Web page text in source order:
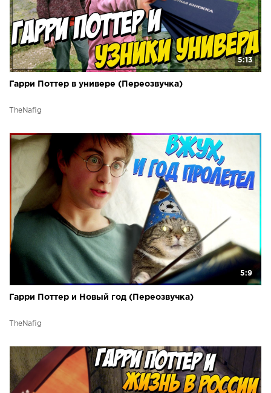
5:13
Гарри Поттер в универе (Переозвучка)
TheNafig
5:9
Гарри Поттер и Новый год (Переозвучка)
TheNafig